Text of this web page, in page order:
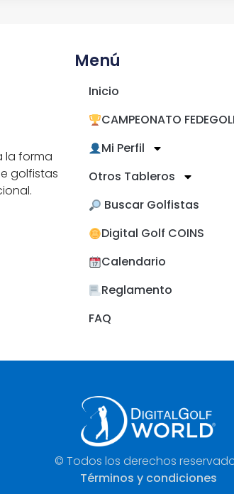
la forma
golfistas
Menú
Inicio
CAMPEONATO
Mi Perfil
Otros Tableros
​ Buscar Golfistas
Digital Golf COINS
Calendario
Reglamento
FAQ
© Todos los derechos
Términos y condiciones